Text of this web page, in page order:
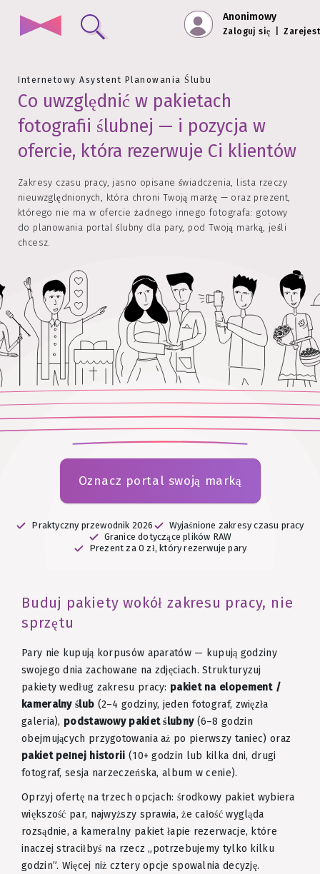
Anonimowy
Zaloguj się
Internetowy Asystent Planowania Ślubu
Co uwzględnić w pakietach
fotografii ślubnej — i pozycja w
ofercie, która rezerwuje Ci klientów
Zakresy czasu pracy, jasno opisane świadczenia, lista rzeczy
nieuwzględnionych, która chroni Twoją marżę — oraz prezent,
którego nie ma w ofercie żadnego innego fotografa: gotowy
do planowania portal ślubny dla pary, pod Twoją marką, jeśli
chcesz.
Oznacz portal swoją marką
Praktyczny przewodnik 2026
Wyjaśnione zakresy czasu pracy
Granice dotyczące plików RAW
Prezent za 0 zł, który rezerwuje pary
Buduj pakiety wokół zakresu pracy, nie
sprzętu
Pary nie kupują korpusów aparatów — kupują godziny
swojego dnia zachowane na zdjęciach. Strukturyzuj
pakiety według zakresu pracy: pakiet na elopement /
kameralny ślub (2–4 godziny, jeden fotograf, zwięzła
galeria), podstawowy pakiet ślubny(6–8 godzin
obejmujących przygotowania aż po pierwszy taniec) oraz
pakiet pełnej historii (10+ godzin lub kilka dni, drugi
fotograf, sesja narzeczeńska, album w cenie).
Oprzyj ofertę na trzech opcjach: środkowy pakiet wybiera
większość par, najwyższy sprawia, że całość wygląda
rozsądnie, a kameralny pakiet łapie rezerwacje, które
inaczej straciłbyś na rzecz „potrzebujemy tylko kilku
godzin”. Więcej niż cztery opcje spowalnia decyzję.